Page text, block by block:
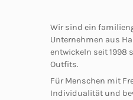
Wir sind ein
Unternehmen aus
entwickeln seit 1998
Outfits.
Für Menschen mit
Individualität und